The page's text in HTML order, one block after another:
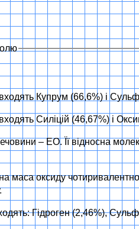
Купрум (66,6%) і
Силіцій (46,67%) і
– ЕО. Її відносна
маса оксиду
Гідроген (2,46%),